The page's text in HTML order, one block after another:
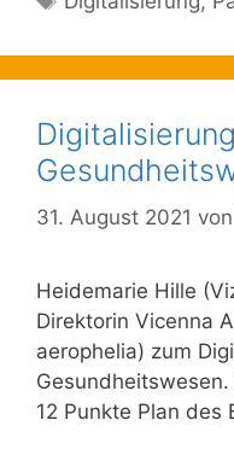
31. August 2021 von
Heidemarie Hille
Direktorin Vicenna
aerophelia) zum
12 Punkte Plan